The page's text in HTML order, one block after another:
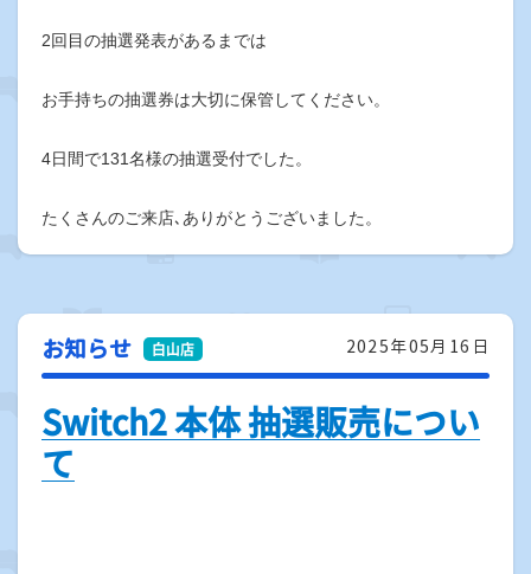
2回目の抽選発表があるまでは
お手持ちの抽選券は大切に保管してください。
4日間で131名様の抽選受付でした。
たくさんのご来店､ありがとうございました。
2025年05月16日
お知らせ
Switch2 本体 抽選販売につい
て